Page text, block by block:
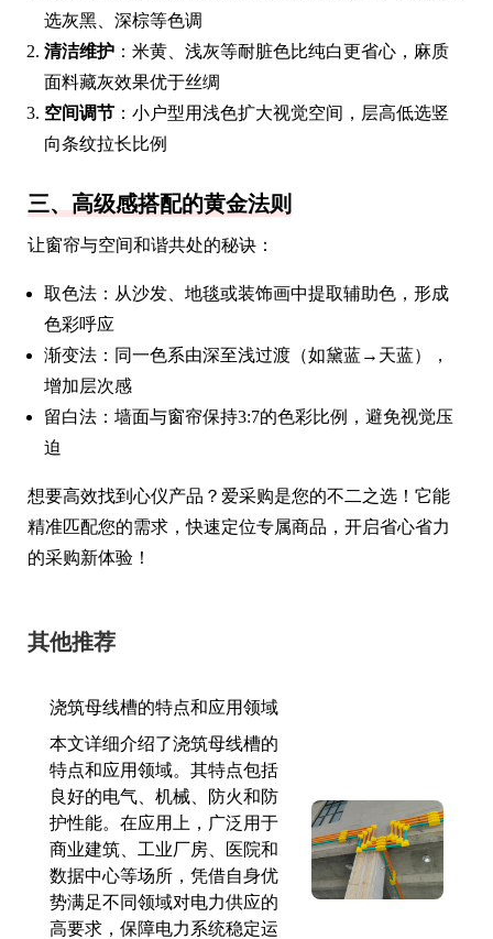
选灰黑、深棕等色调
清洁维护 ：米黄、浅灰等耐脏色比纯白更省心，麻质
面料藏灰效果优于丝绸
空间调节 ：小户型用浅色扩大视觉空间，层高低选竖
向条纹拉长比例
三、高级感搭配的黄金法则
让窗帘与空间和谐共处的秘诀：
取色法：从沙发、地毯或装饰画中提取辅助色，形成
色彩呼应
渐变法：同一色系由深至浅过渡（如黛蓝→天蓝），
增加层次感
留白法：墙面与窗帘保持3:7的色彩比例，避免视觉压
迫
想要高效找到心仪产品？爱采购是您的不二之选！它能
精准匹配您的需求，快速定位专属商品，开启省心省力
的采购新体验！
其他推荐
浇筑母线槽的特点和应用领域
本文详细介绍了浇筑母线槽的
特点和应用领域。其特点包括
良好的电气、机械、防火和防
护性能。在应用上，广泛用于
商业建筑、工业厂房、医院和
数据中心等场所，凭借自身优
势满足不同领域对电力供应的
高要求，保障电力系统稳定运